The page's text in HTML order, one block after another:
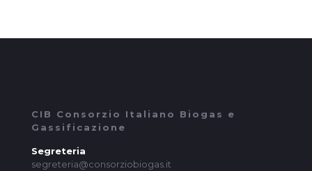
CIB Consorzio Italiano Biogas e
Gassificazione
Segreteria
segreteria@consorziobiogas.it